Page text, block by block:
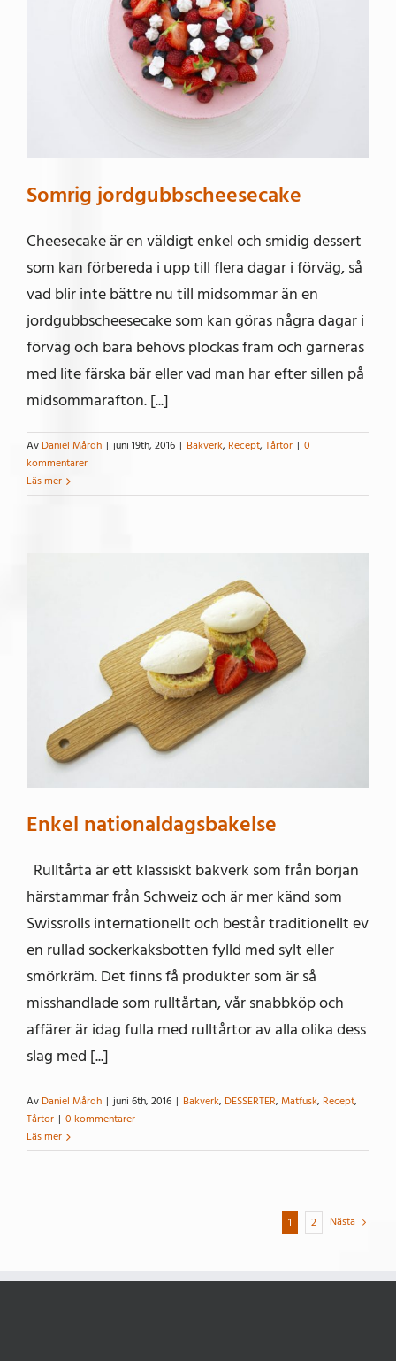
Somrig jordgubbscheesecake
Cheesecake är en väldigt enkel och smidig dessert
som kan förbereda i upp till flera dagar i förväg, så
vad blir inte bättre nu till midsommar än en
jordgubbscheesecake som kan göras några dagar i
förväg och bara behövs plockas fram och garneras
med lite färska bär eller vad man har efter sillen på
midsommarafton. [...]
Av Daniel Mårdh | juni 19th, 2016 | Bakverk, Recept, Tårtor | 0
kommentarer
Läs mer
Enkel nationaldagsbakelse
Rulltårta är ett klassiskt bakverk som från början
härstammar från Schweiz och är mer känd som
Swissrolls internationellt och består traditionellt ev
en rullad sockerkaksbotten fylld med sylt eller
smörkräm. Det finns få produkter som är så
misshandlade som rulltårtan, vår snabbköp och
affärer är idag fulla med rulltårtor av alla olika dess
slag med [...]
Av Daniel Mårdh | juni 6th, 2016 | Bakverk, DESSERTER, Matfusk, Recept,
Tårtor | 0 kommentarer
Läs mer
1 2 Nästa